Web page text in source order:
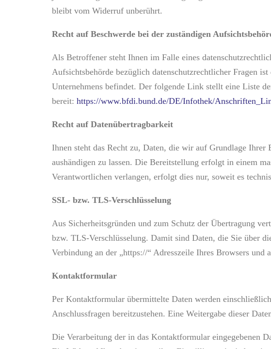
bleibt vom Widerruf unberührt.
Recht auf Beschwerde bei der zuständigen
Als Betroffener steht Ihnen im Falle eines
Aufsichtsbehörde bezüglich datenschutzrechtlicher Fragen
Unternehmens befindet. Der folgende Link stellt eine Liste
bereit: https://www.bfdi.bund.de/DE/Infothek/
Recht auf Datenübertragbarkeit
Ihnen steht das Recht zu, Daten, die wir auf Grundlage
aushändigen zu lassen. Die Bereitstellung erfolgt in einem
Verantwortlichen verlangen, erfolgt dies nur, soweit es
SSL- bzw. TLS-Verschlüsselung
Aus Sicherheitsgründen und zum Schutz der Übertragung
bzw. TLS-Verschlüsselung. Damit sind Daten, die Sie über
Verbindung an der „https://“ Adresszeile Ihres Browsers und
Kontaktformular
Per Kontaktformular übermittelte Daten werden
Anschlussfragen bereitzustehen. Eine Weitergabe dieser
Die Verarbeitung der in das Kontaktformular